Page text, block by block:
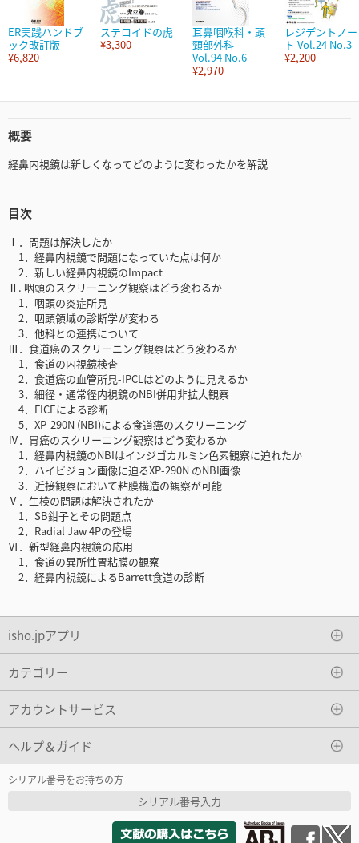
ER実践ハンドブ
ック改訂版
¥6,820
ステロイドの虎
¥3,300
耳鼻咽喉科・頭
頸部外科
Vol.94 No.6
¥2,970
レジデントノー
ト Vol.24 No.3
¥2,200
概要
経鼻内視鏡は新しくなってどのように変わったかを解説
目次
Ⅰ．問題は解決したか
1．経鼻内視鏡で問題になっていた点は何か
2．新しい経鼻内視鏡のImpact
Ⅱ. 咽頭のスクリーニング観察はどう変わるか
1．咽頭の炎症所見
2．咽頭領域の診断学が変わる
3．他科との連携について
Ⅲ．食道癌のスクリーニング観察はどう変わるか
1．食道の内視鏡検査
2．食道癌の血管所見-IPCLはどのように見えるか
3．細径・通常径内視鏡のNBI併用非拡大観察
4．FICEによる診断
5．XP-290N (NBI)による食道癌のスクリーニング
Ⅳ．胃癌のスクリーニング観察はどう変わるか
1．経鼻内視鏡のNBIはインジゴカルミン色素観察に迫れたか
2．ハイビジョン画像に迫るXP-290N のNBI画像
3．近接観察において粘膜構造の観察が可能
Ⅴ．生検の問題は解決されたか
1．SB鉗子とその問題点
2．Radial Jaw 4Pの登場
Ⅵ．新型経鼻内視鏡の応用
1．食道の異所性胃粘膜の観察
2．経鼻内視鏡によるBarrett食道の診断
isho.jpアプリ
カテゴリー
アカウントサービス
ヘルプ＆ガイド
シリアル番号をお持ちの方
シリアル番号入力